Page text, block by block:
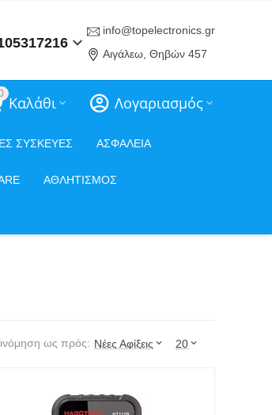
info@topelectronics.gr
Αιγάλεω, Θηβών 457
Λογαριασμός
Καλάθι
ΣΥΣΚΕΥΕΣ ΑΣΦΑΛΕΙΑ
ΑΘΛΗΤΙΣΜΟΣ
ως πρός: Νέες Αφίξεις 20